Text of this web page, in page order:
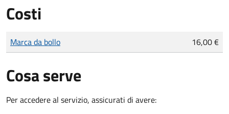
Costi
Tipo di pagamento
Importo
Marca da bollo 16,00 €
Cosa serve
Per accedere al servizio, assicurati di avere: